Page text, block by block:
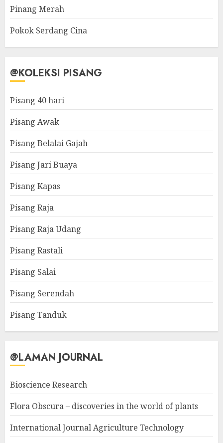
Pinang Merah
Pokok Serdang Cina
@KOLEKSI PISANG
Pisang 40 hari
Pisang Awak
Pisang Belalai Gajah
Pisang Jari Buaya
Pisang Kapas
Pisang Raja
Pisang Raja Udang
Pisang Rastali
Pisang Salai
Pisang Serendah
Pisang Tanduk
@LAMAN JOURNAL
Bioscience Research
Flora Obscura – discoveries in the world of plants
International Journal Agriculture Technology